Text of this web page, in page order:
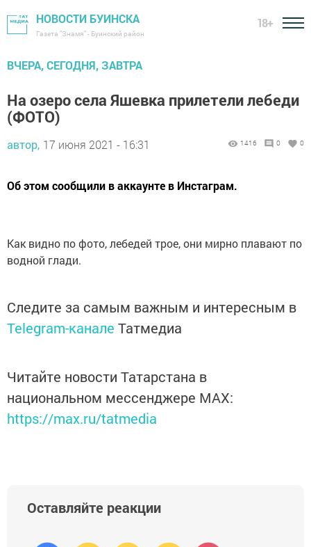
НОВОСТИ БУИНСКА
Газета "Знамя" - Буинский район
18+
ВЧЕРА, СЕГОДНЯ, ЗАВТРА
На озеро села Яшевка прилетели лебеди
(ФОТО)
автор, 17 июня 2021 - 16:31 1416 0 0
Об этом сообщили в аккаунте в Инстаграм.
Как видно по фото, лебедей трое, они мирно плавают по
водной глади.
Следите за самым важным и интересным в
Telegram-канале Татмедиа
Читайте новости Татарстана в
национальном мессенджере MАХ:
https://max.ru/tatmedia
Оставляйте реакции